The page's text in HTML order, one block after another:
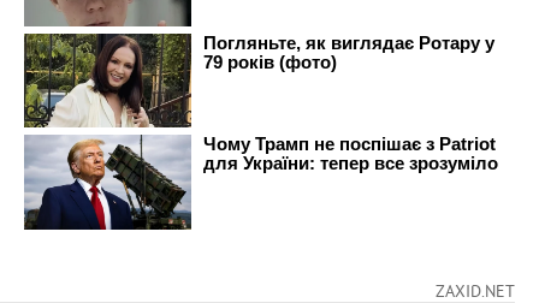
ZAXID.NET